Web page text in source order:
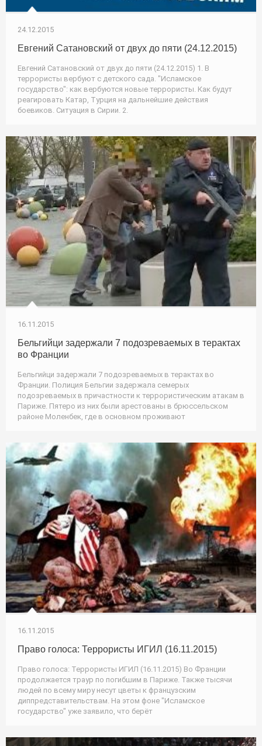
24.12.2015
Евгений Сатановский от двух до пяти (24.12.2015)
Евгений Сатановский от двух до пяти (24.12.2015) 1. В
террористы вербуют с детского сада. "Исламское
государство": как вербуются новые террористы. Как будут
реагировать Катар, Турция на дальнейшие действия
боевиков. Ситуация в Сирии. 2.
16.11.2015
Бельгийци задержали 7 подозреваемых в терактах
во Франции
Бельгийци задержали 7 подозреваемых в терактах во
Франции. Полиция Бельгии задержала семерых
подозреваемых в причастности к террористическим атакам в
Париже. Пятеро из них были арестованы в брюссельском
районе Моленбек, где в основном проживают
16.11.2015
Право голоса: Террористы ИГИЛ (16.11.2015)
Право голоса: Террористы ИГИЛ (16.11.2015) Во Франции
продолжается траур по погибшим в Париже. Также тысячи
людей по всему миру несут цветы к французским
диппредставительствам. На этом фоне "Исламское
государство" уже заявило, что берёт